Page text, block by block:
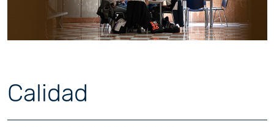
Calidad